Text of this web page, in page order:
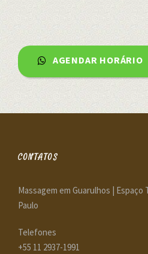
AGENDAR HORÁRIO
CONTATOS
Massagem em Guarulhos |
Paulo
Telefones
+55 11 2937-1991